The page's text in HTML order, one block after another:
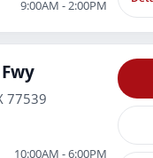
9:00AM - 2:00PM
77539
10:00AM - 6:00PM